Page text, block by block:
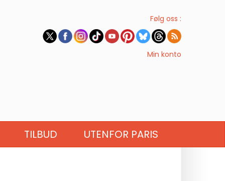
Følg oss :
Min konto
TILBUD UTENFOR PARIS